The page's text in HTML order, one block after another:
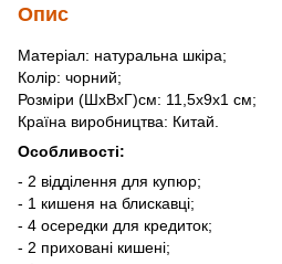
Опис
Матеріал: натуральна шкіра;
Колір: чорний;
Розміри (ШхВхГ)см: 11,5х9х1 см;
Країна виробництва: Китай.
Особливості:
- 2 відділення для купюр;
- 1 кишеня на блискавці;
- 4 осередки для кредиток;
- 2 приховані кишені;